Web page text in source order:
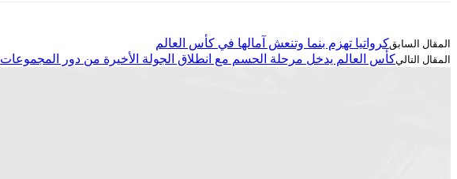
كرواتيا تهزم بنما وتنعش آمالها في كأس العالم
كأس العالم يدخل مرحلة الحسم مع انطلاق الجولة الأخيرة من دور المجموعات